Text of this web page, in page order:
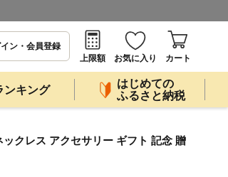
イン・会員登録
上限額
お気に入り カート
ンキング
はじめての
ふるさと納税
クレス アクセサリー ギフト 記念 贈